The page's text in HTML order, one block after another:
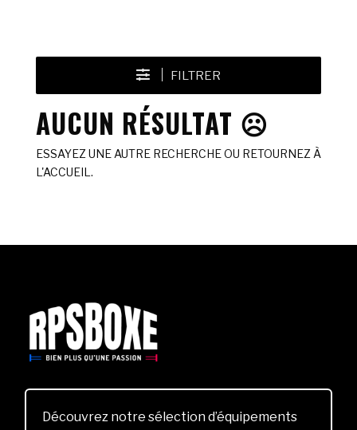
FILTRER
AUCUN RÉSULTAT ☹️
ESSAYEZ UNE AUTRE RECHERCHE OU RETOURNEZ À
L'ACCUEIL.
Découvrez notre sélection d’équipements